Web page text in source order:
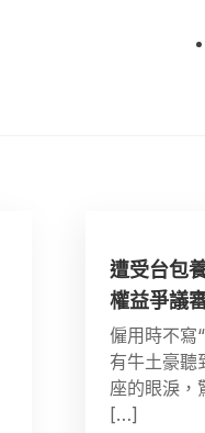
遭受台包
權益爭議
僱用時不寫
有牛土豪聽
座的眼淚，
[…]